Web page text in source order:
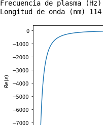
Frecuencia de plasma (Hz)